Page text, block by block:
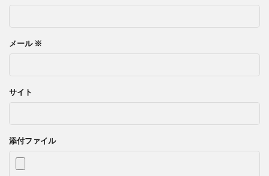
メール ※
サイト
添付ファイル